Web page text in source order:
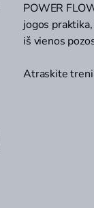
POWER
jogos
iš vienos
Atraskite